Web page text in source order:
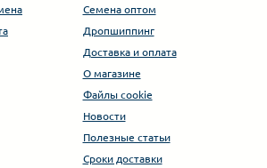
Семена оптом
Дропшиппинг
Доставка и оплата
О магазине
Файлы cookie
Новости
Полезные статьи
Сроки доставки